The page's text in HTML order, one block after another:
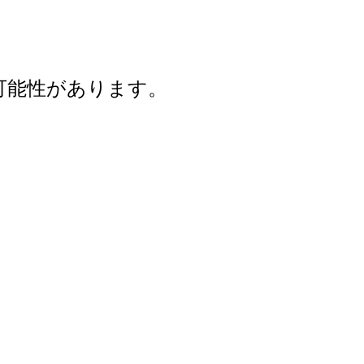
性があります。